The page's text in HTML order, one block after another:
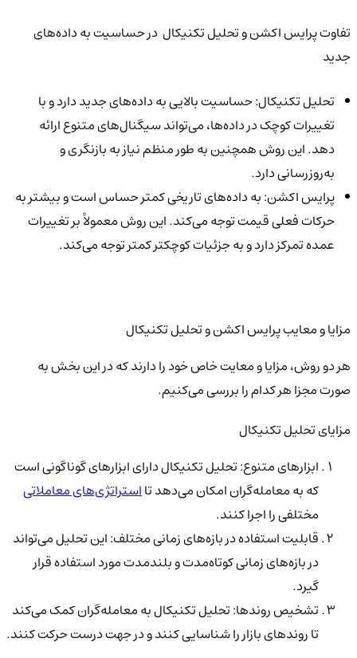
تفاوت پرایس اکشن و تحلیل تکنیکال در حساسیت به داده‌های
جدید
تحلیل تکنیکال: حساسیت بالایی به داده‌های جدید دارد و با
تغییرات کوچک در داده‌ها، می‌تواند سیگنال‌های متنوع ارائه
دهد. این روش همچنین به طور منظم نیاز به بازنگری و
به‌روزرسانی دارد.
پرایس اکشن: به داده‌های تاریخی کمتر حساس است و بیشتر به
حرکات فعلی قیمت توجه می‌کند. این روش معمولاً بر تغییرات
عمده تمرکز دارد و به جزئیات کوچکتر کمتر توجه می‌کند.
مزایا و معایب پرایس اکشن و تحلیل تکنیکال
هر دو روش، مزایا و معایت خاص خود را دارند که در این بخش به
صورت مجزا هر کدام را بررسی می‌کنیم.
مزایای تحلیل تکنیکال
ابزارهای متنوع: تحلیل تکنیکال دارای ابزارهای گوناگونی است
که به معامله‌گران امکان می‌دهد تااستراتژی‌های معاملاتی
مختلفی را اجرا کنند.
قابلیت استفاده در بازه‌های زمانی مختلف: این تحلیل می‌تواند
در بازه‌های زمانی کوتاه‌مدت و بلندمدت مورد استفاده قرار
گیرد.
تشخیص روندها: تحلیل تکنیکال به معامله‌گران کمک می‌کند
تا روندهای بازار را شناسایی کنند و در جهت درست حرکت کنند.